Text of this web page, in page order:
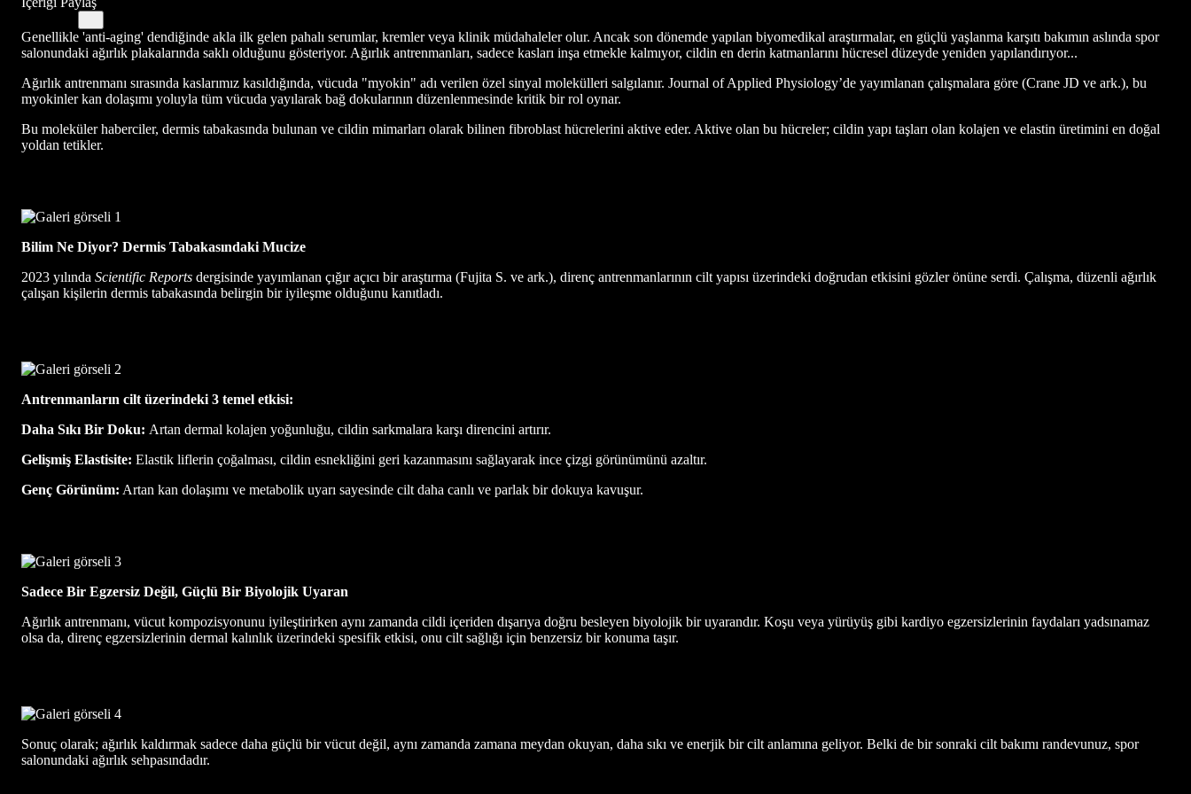
Genellikle 'anti-aging' dendiğinde akla ilk gelen pahalı serumlar, kremler veya klinik müdahaleler olur. Ancak son dönemde yapılan biyomedikal araştırmalar, en güçlü yaşlanma karşıtı bakımın aslında spor
salonundaki ağırlık plakalarında saklı olduğunu gösteriyor. Ağırlık antrenmanları, sadece kasları inşa etmekle kalmıyor, cildin en derin katmanlarını hücresel düzeyde yeniden yapılandırıyor...
Ağırlık antrenmanı sırasında kaslarımız kasıldığında, vücuda "myokin" adı verilen özel sinyal molekülleri salgılanır. Journal of Applied Physiology’de yayımlanan çalışmalara göre (Crane JD ve ark.), bu
myokinler kan dolaşımı yoluyla tüm vücuda yayılarak bağ dokularının düzenlenmesinde kritik bir rol oynar.
Bu moleküler haberciler, dermis tabakasında bulunan ve cildin mimarları olarak bilinen fibroblast hücrelerini aktive eder. Aktive olan bu hücreler; cildin yapı taşları olan kolajen ve elastin üretimini en doğal
yoldan tetikler.
Bilim Ne Diyor? Dermis Tabakasındaki Mucize
2023 yılında Scientific Reports dergisinde yayımlanan çığır açıcı bir araştırma (Fujita S. ve ark.), direnç antrenmanlarının cilt yapısı üzerindeki doğrudan etkisini gözler önüne serdi. Çalışma, düzenli ağırlık
çalışan kişilerin dermis tabakasında belirgin bir iyileşme olduğunu kanıtladı.
Antrenmanların cilt üzerindeki 3 temel etkisi:
Daha Sıkı Bir Doku: Artan dermal kolajen yoğunluğu, cildin sarkmalara karşı direncini artırır.
Gelişmiş Elastisite: Elastik liflerin çoğalması, cildin esnekliğini geri kazanmasını sağlayarak ince çizgi görünümünü azaltır.
Genç Görünüm: Artan kan dolaşımı ve metabolik uyarı sayesinde cilt daha canlı ve parlak bir dokuya kavuşur.
Sadece Bir Egzersiz Değil, Güçlü Bir Biyolojik Uyaran
Ağırlık antrenmanı, vücut kompozisyonunu iyileştirirken aynı zamanda cildi içeriden dışarıya doğru besleyen biyolojik bir uyarandır. Koşu veya yürüyüş gibi kardiyo egzersizlerinin faydaları yadsınamaz
olsa da, direnç egzersizlerinin dermal kalınlık üzerindeki spesifik etkisi, onu cilt sağlığı için benzersiz bir konuma taşır.
Sonuç olarak; ağırlık kaldırmak sadece daha güçlü bir vücut değil, aynı zamanda zamana meydan okuyan, daha sıkı ve enerjik bir cilt anlamına geliyor. Belki de bir sonraki cilt bakımı randevunuz, spor
salonundaki ağırlık sehpasındadır.